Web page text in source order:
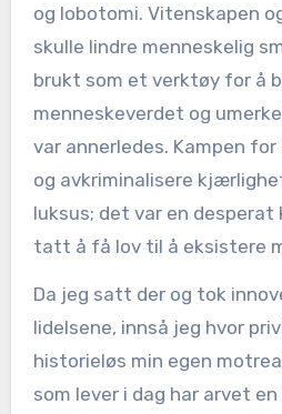
og lobotomi. Vitenskapen
skulle lindre menneskelig
brukt som et verktøy for å
menneskeverdet og
var annerledes. Kampen
og avkriminalisere
luksus; det var en desperat
tatt å få lov til å eksistere
Da jeg satt der og tok
lidelsene, innså jeg hvor
historieløs min egen
som lever i dag har arvet